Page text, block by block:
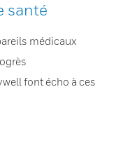
santé
médicaux
font écho à ces